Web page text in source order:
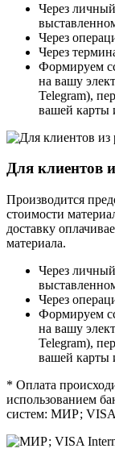
Через
Через
Через
Формируем
на вашу
Telegram),
вашей карты
Для клиентов
Производится
стоимости
доставку
материала.
Через
Через
Формируем
на вашу
Telegram),
вашей карты
* Оплата
использованием
систем: МИР; VISA